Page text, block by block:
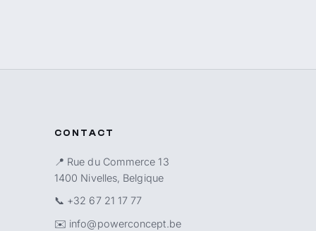
CONTACT
📍 Rue du Commerce 13
1400 Nivelles, Belgique
📞 +32 67 21 17 77
✉️ info@powerconcept.be